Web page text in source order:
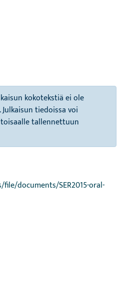
kokotekstiä ei ole
tiedoissa voi
tallennettuun
documents/SER2015-oral-